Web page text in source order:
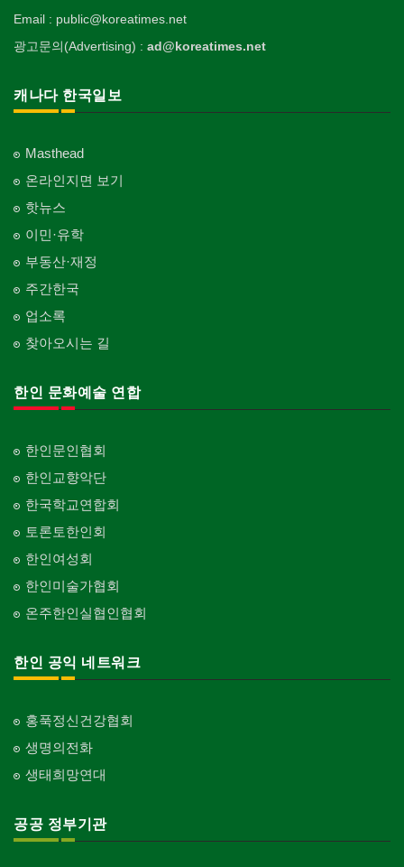
Email : public@koreatimes.net
광고문의(Advertising) : ad@koreatimes.net
캐나다 한국일보
Masthead
온라인지면 보기
핫뉴스
이민·유학
부동산·재정
주간한국
업소록
찾아오시는 길
한인 문화예술 연합
한인문인협회
한인교향악단
한국학교연합회
토론토한인회
한인여성회
한인미술가협회
온주한인실협인협회
한인 공익 네트워크
홍푹정신건강협회
생명의전화
생태희망연대
공공 정부기관